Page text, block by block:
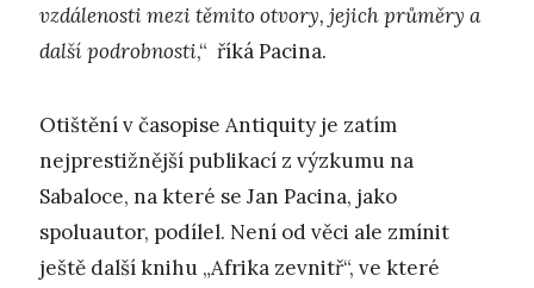
vzdálenosti mezi těmito otvory, jejich průměry a
další podrobnosti,“ říká Pacina.
Otištění v časopise Antiquity je zatím
nejprestižnější publikací z výzkumu na
Sabaloce, na které se Jan Pacina, jako
spoluautor, podílel. Není od věci ale zmínit
ještě další knihu „Afrika zevnitř“, ve které